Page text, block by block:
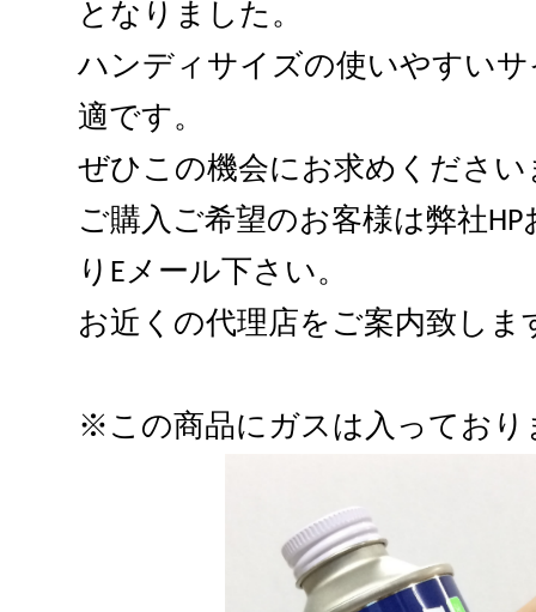
となりました。
ハンディサイズの使いやすい
適です。
ぜひこの機会にお求めください
ご購入ご希望のお客様は弊社
りEメール下さい。
お近くの代理店をご案内致しま
※この商品にガスは入っており